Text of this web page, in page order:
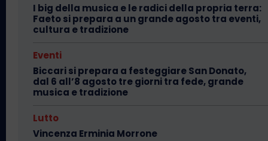
I big della musica e le radici della propria terra:
Faeto si prepara a un grande agosto tra eventi,
cultura e tradizione
Eventi
Biccari si prepara a festeggiare San Donato,
dal 6 all’8 agosto tre giorni tra fede, grande
musica e tradizione
Lutto
Vincenza Erminia Morrone